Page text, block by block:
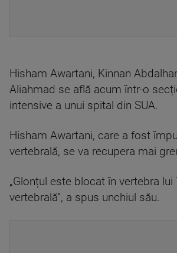
Hisham Awartani, Kinnan
Aliahmad se află acum într-o
intensive a unui spital din SUA.
Hisham Awartani, care a fost
vertebrală, se va recupera mai
„Glonțul este blocat în vertebra
vertebrală”, a spus unchiul său.